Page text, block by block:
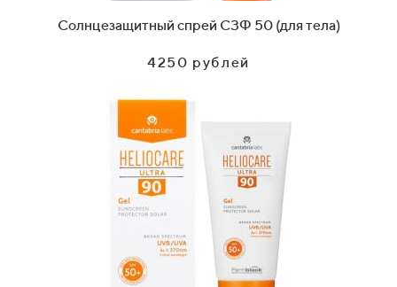
Солнцезащитный спрей СЗФ 50 (для тела)
4250 рублей